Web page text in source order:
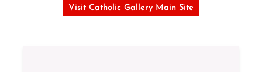
Visit Catholic Gallery Main Site